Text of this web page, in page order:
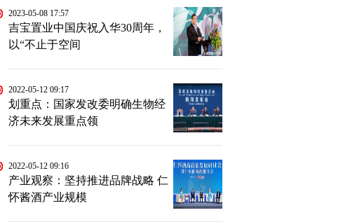
2023-05-08 17:57
吉宝置业中国庆祝入华30周年，
以“不止于空间
2022-05-12 09:17
划重点：国家发改委明确生物经
济未来发展重点领
2022-05-12 09:16
产业观察：坚持推进品牌战略 仁
怀酱酒产业规模